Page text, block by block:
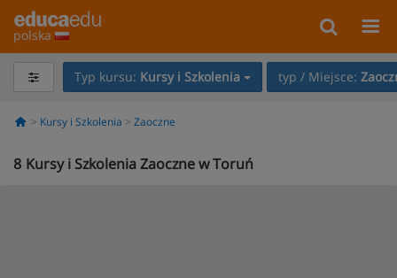
polska
Typ kursu: Kursy i Szkolenia typ / Miejsce:
Kursy i Szkolenia Zaoczne
8 Kursy i Szkolenia Zaoczne w Toruń